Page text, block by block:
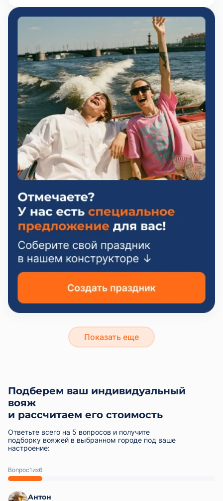
Показать еще
Подберем ваш индивидуальный
вояж
и рассчитаем его стоимость
Ответьте всего на 5 вопросов и получите
подборку вояжей в выбранном городе под ваше
настроение:
Вопрос из
Антон